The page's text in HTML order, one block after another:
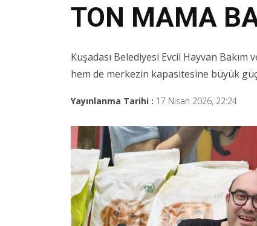
TON MAMA
Kuşadası Belediyesi Evcil Hayvan
hem de merkezin kapasitesine büyük
Yayınlanma Tarihi : 17 Nisan 2026, 22:24